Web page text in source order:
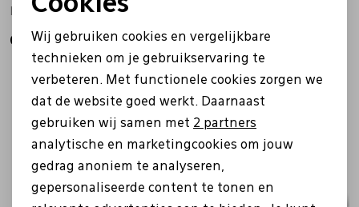
L620 Women bruin
69,95 69,95
Noodzakelijke cookies
Analytische cookies
Marketing cookies
Wij gebruiken cookies en vergelijkbare
technieken om je gebruikservaring te
verbeteren. Met functionele cookies zorgen we
dat de website goed werkt. Daarnaast
gebruiken wij samen met 2 partners
analytische en marketingcookies om jouw
gedrag anoniem te analyseren,
gepersonaliseerde content te tonen en